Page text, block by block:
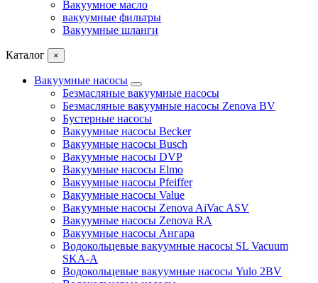
Вакуумное масло
вакуумные фильтры
Вакуумные шланги
Каталог ×
Вакуумные насосы
Безмасляные вакуумные насосы
Безмасляные вакуумные насосы Zenova BV
Бустерные насосы
Вакуумные насосы Becker
Вакуумные насосы Busch
Вакуумные насосы DVP
Вакуумные насосы Elmo
Вакуумные насосы Pfeiffer
Вакуумные насосы Value
Вакуумные насосы Zenova AiVac ASV
Вакуумные насосы Zenova RA
Вакуумные насосы Ангара
Водокольцевые вакуумные насосы SL Vacuum
SKA-A
Водокольцевые вакуумные насосы Yulo 2BV